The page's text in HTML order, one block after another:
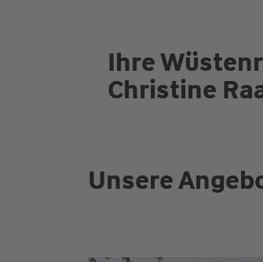
Ihre
Christine
Unsere